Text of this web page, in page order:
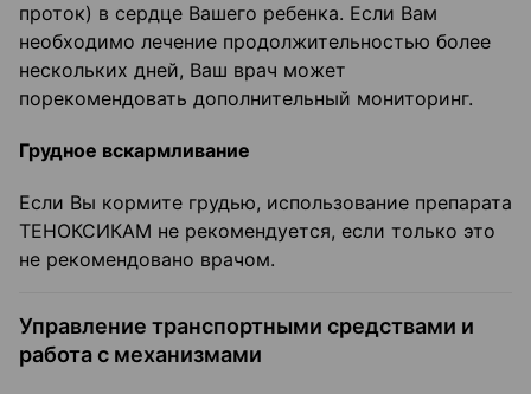
проток) в сердце Вашего ребенка. Если Вам
необходимо лечение продолжительностью более
нескольких дней, Ваш врач может
порекомендовать дополнительный мониторинг.
Грудное вскармливание
Если Вы кормите грудью, использование препарата
ТЕНОКСИКАМ не рекомендуется, если только это
не рекомендовано врачом.
Управление транспортными средствами и
работа с механизмами